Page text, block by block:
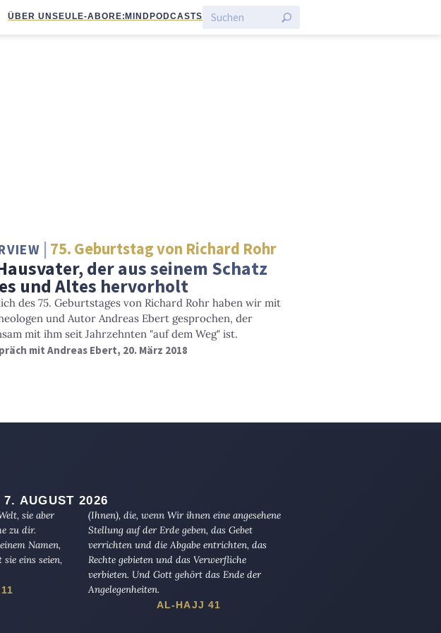
ÜBER UNS EULE-ABO RE:MIND PODCASTS
75. Geburtstag von Richard Rohr
der aus seinem Schatz
und Altes hervorholt
des 75. Geburtstages von Richard Rohr haben wir mit
und Autor Andreas Ebert gesprochen, der
mit ihm seit Jahrzehnten "auf dem Weg" ist.
mit Andreas Ebert, 20. März 2018
7. AUGUST 2026
sie aber
zu dir.
Namen,
eins seien,
(Ihnen), die, wenn Wir ihnen eine angesehene
Stellung auf der Erde geben, das Gebet
verrichten und die Abgabe entrichten, das
Rechte gebieten und das Verwerfliche
verbieten. Und Gott gehört das Ende der
Angelegenheiten.
AL-HAJJ 41